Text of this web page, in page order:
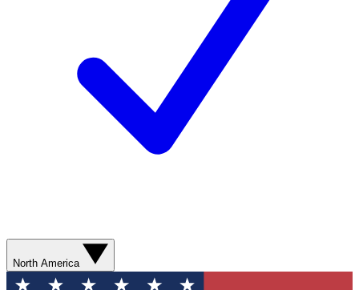
North America